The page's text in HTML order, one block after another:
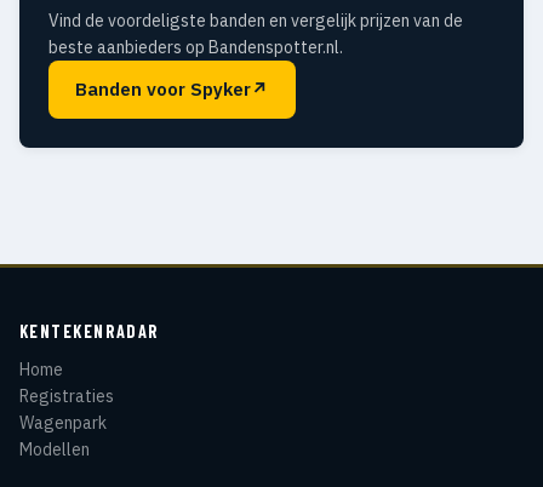
Vind de voordeligste banden en vergelijk prijzen van de
beste aanbieders op Bandenspotter.nl.
Banden voor Spyker↗
KENTEKENRADAR
Home
Registraties
Wagenpark
Modellen